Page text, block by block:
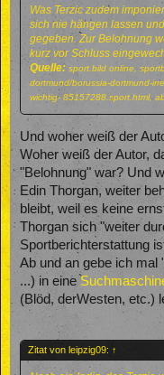
Was Terzic zudem
sich nie hängen lassen
gegeben. Zur Belohnung
kurz vor Schluss
Quelle: sport.bild online,
dortmund/borussia-dortmund-
wichtig- 85157288.sport.html,
Und woher weiß der
Woher weiß der Autor,
"Belohnung" war? Und
Edin Thorgan, weiter
bleibt, weil es keine
Thorgan sich "weiter
Sportberichterstattung
Ab und an gebe ich mal
...) in eine
(Blöd, derWesten, etc.)
Zitat von leipzig09: ↑